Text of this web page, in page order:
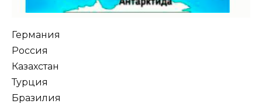
Германия
Россия
Казахстан
Турция
Бразилия